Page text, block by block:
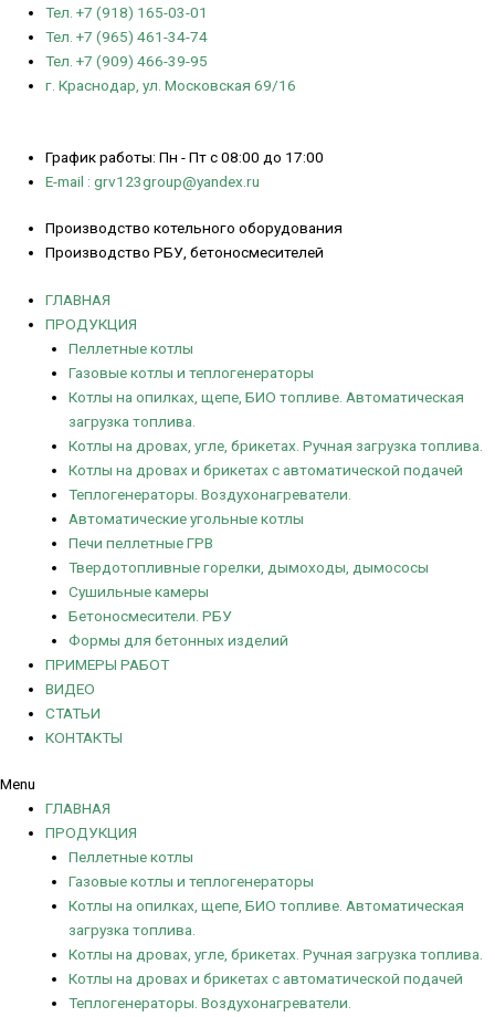
Тел. +7 (918) 165-03-01
Тел. +7 (965) 461-34-74
Тел. +7 (909) 466-39-95
г. Краснодар, ул. Московская 69/16
График работы: Пн - Пт с 08:00 до 17:00
E-mail : grv123group@yandex.ru
Производство котельного оборудования
Производство РБУ, бетоносмесителей
ГЛАВНАЯ
ПРОДУКЦИЯ
Пеллетные котлы
Газовые котлы и теплогенераторы
Котлы на опилках, щепе, БИО топливе. Автоматическая
загрузка топлива.
Котлы на дровах, угле, брикетах. Ручная загрузка топлива.
Котлы на дровах и брикетах с автоматической подачей
Теплогенераторы. Воздухонагреватели.
Автоматические угольные котлы
Печи пеллетные ГРВ
Твердотопливные горелки, дымоходы, дымососы
Сушильные камеры
Бетоносмесители. РБУ
Формы для бетонных изделий
ПРИМЕРЫ РАБОТ
ВИДЕО
СТАТЬИ
КОНТАКТЫ
Menu
ГЛАВНАЯ
ПРОДУКЦИЯ
Пеллетные котлы
Газовые котлы и теплогенераторы
Котлы на опилках, щепе, БИО топливе. Автоматическая
загрузка топлива.
Котлы на дровах, угле, брикетах. Ручная загрузка топлива.
Котлы на дровах и брикетах с автоматической подачей
Теплогенераторы. Воздухонагреватели.